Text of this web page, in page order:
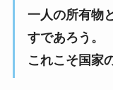
一人の所有物
すであろう。
これこそ国家